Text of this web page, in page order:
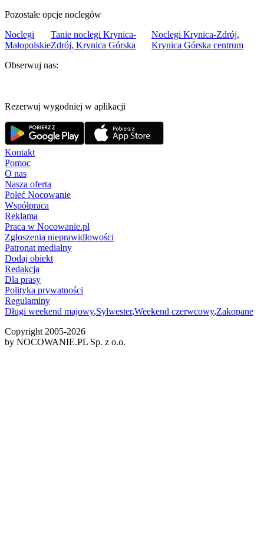
Pozostałe opcje noclegów
Noclegi
Małopolskie
Tanie noclegi Krynica-
Zdrój, Krynica Górska
Noclegi Krynica-Zdrój,
Krynica Górska centrum
Obserwuj nas:
Rezerwuj wygodniej w aplikacji
Kontakt
Pomoc
O nas
Nasza oferta
Poleć Nocowanie
Współpraca
Reklama
Praca w Nocowanie.pl
Zgłoszenia nieprawidłowości
Patronat medialny
Dodaj obiekt
Redakcja
Dla prasy
Polityka prywatności
Regulaminy
Długi weekend majowy,Sylwester,Weekend czerwcowy,Zakopane
Copyright 2005-2026
by NOCOWANIE.PL Sp. z o.o.